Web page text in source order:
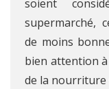
soient
supermarché,
de moins
bien attention
de la nourriture